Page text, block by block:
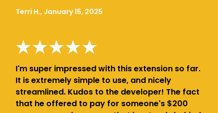
Terri H., January 15, 2025
I'm super impressed with this extension so far.
It is extremely simple to use, and nicely
streamlined. Kudos to the developer! The fact
that he offered to pay for someone's $200